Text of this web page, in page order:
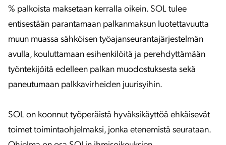
% palkoista maksetaan kerralla oikein. SOL tulee
entisestään parantamaan palkanmaksun luotettavuutta
muun muassa sähköisen työajanseurantajärjestelmän
avulla, kouluttamaan esihenkilöitä ja perehdyttämään
työntekijöitä edelleen palkan muodostuksesta sekä
paneutumaan palkkavirheiden juurisyihin.
SOL on koonnut työperäistä hyväksikäyttöä ehkäisevät
toimet toimintaohjelmaksi, jonka etenemistä seurataan.